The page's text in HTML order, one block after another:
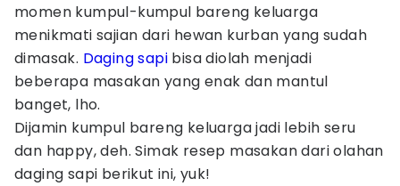
momen kumpul-kumpul bareng keluarga
menikmati sajian dari hewan kurban yang sudah
dimasak. Daging sapi bisa diolah menjadi
beberapa masakan yang enak dan mantul
banget, lho.
Dijamin kumpul bareng keluarga jadi lebih seru
dan happy, deh. Simak resep masakan dari olahan
daging sapi berikut ini, yuk!